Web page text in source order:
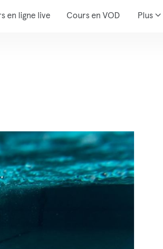
en ligne live Cours en VOD Plus